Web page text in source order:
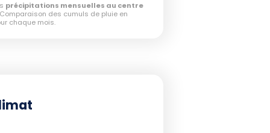
précipitations mensuelles au centre
des cumuls de pluie en
chaque mois.